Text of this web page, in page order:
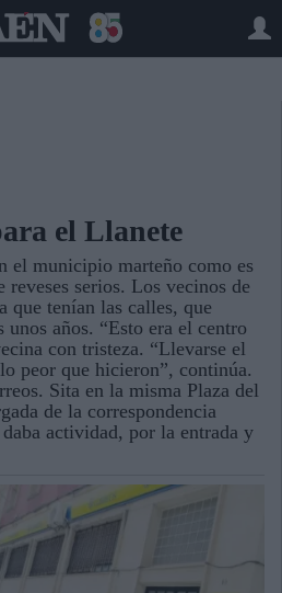
el Llanete
el municipio marteño como es
serios. Los vecinos de
que tenían las calles, que
unos años. “Esto era el centro
con tristeza. “Llevarse el
peor que hicieron”, continúa.
Sita en la misma Plaza del
de la correspondencia
actividad, por la entrada y